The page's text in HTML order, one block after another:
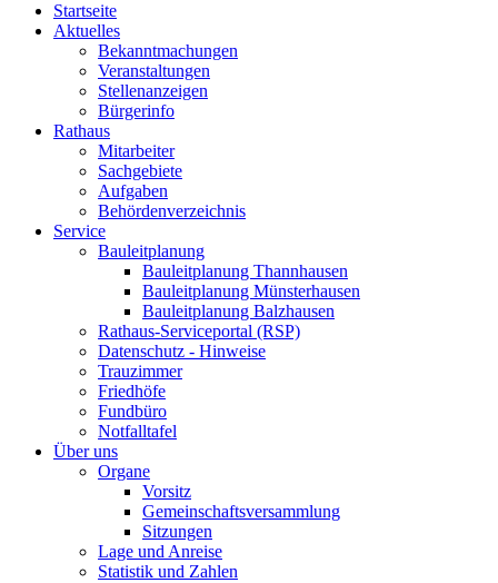
Startseite
Aktuelles
Bekanntmachungen
Veranstaltungen
Stellenanzeigen
Bürgerinfo
Rathaus
Mitarbeiter
Sachgebiete
Aufgaben
Behördenverzeichnis
Service
Bauleitplanung
Bauleitplanung Thannhausen
Bauleitplanung Münsterhausen
Bauleitplanung Balzhausen
Rathaus-Serviceportal (RSP)
Datenschutz - Hinweise
Trauzimmer
Friedhöfe
Fundbüro
Notfalltafel
Über uns
Organe
Vorsitz
Gemeinschaftsversammlung
Sitzungen
Lage und Anreise
Statistik und Zahlen